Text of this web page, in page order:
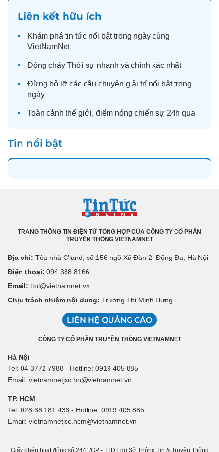
Liên kết hữu ích
Khám phá tin tức nổi bật trong ngày cùng
VietNamNet
Dòng chảy Thời sự nhanh và chính xác nhất
Đừng bỏ lỡ các câu chuyện giải trí nổi bật trong
ngày
Toàn cảnh thế giới, điểm nóng chiến sự 24h qua
Tin nổi bật
TRANG THÔNG TIN ĐIỆN TỬ TỔNG HỢP CỦA CÔNG TY CỔ PHẦN
TRUYỀN THÔNG VIETNAMNET
Địa chỉ: Tòa nhà C’land, số 156 ngõ Xã Đàn 2, Đống Đa, Hà Nội
Điện thoại: 094 388 8166
Email: ttol@vietnamnet.vn
Chịu trách nhiệm nội dung: Trương Thị Minh Hưng
LIÊN HỆ QUẢNG CÁO
CÔNG TY CỔ PHẦN TRUYỀN THÔNG VIETNAMNET
Hà Nội
Tel: 04 3772 7988 - Hotline: 0919 405 885
Email: vietnamnetjsc.hn@vietnamnet.vn
TP. HCM
Tel: 028 38 181 436 - Hotline: 0919 405 885
Email: vietnamnetjsc.hcm@vietnamnet.vn
Giấy phép hoạt động số 2441/GP - TTĐT do Sở Thông Tin & Truyền Thông